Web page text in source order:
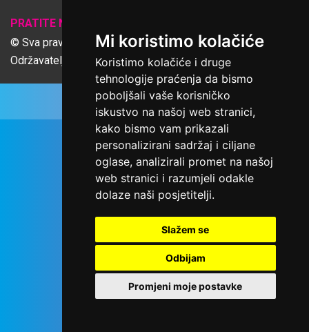
Mi koristimo kolačiće
Koristimo kolačiće i druge
tehnologije praćenja da bismo
poboljšali vaše korisničko
iskustvo na našoj web stranici,
kako bismo vam prikazali
personalizirani sadržaj i ciljane
oglase, analizirali promet na našoj
web stranici i razumjeli odakle
dolaze naši posjetitelji.
Slažem se
Odbijam
Promjeni moje postavke
PRATITE NAS
© Sva prava pridržana Udruga Ime dobrote
Održavatelj Netcom d.o.o., Riva 6, Rijeka